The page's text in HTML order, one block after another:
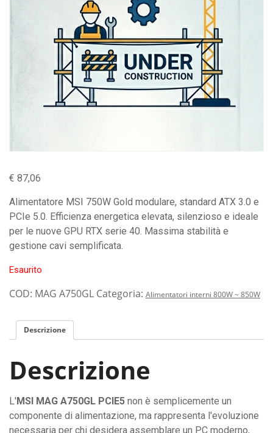
€ 87,06
Alimentatore MSI 750W Gold modulare, standard ATX 3.0 e
PCIe 5.0. Efficienza energetica elevata, silenzioso e ideale
per le nuove GPU RTX serie 40. Massima stabilità e
gestione cavi semplificata.
Esaurito
COD: MAG A750GL Categoria: Alimentatori interni 800W ~ 850W
Descrizione
Descrizione
L'MSI MAG A750GL PCIE5 non è semplicemente un
componente di alimentazione, ma rappresenta l'evoluzione
necessaria per chi desidera assemblare un PC moderno,